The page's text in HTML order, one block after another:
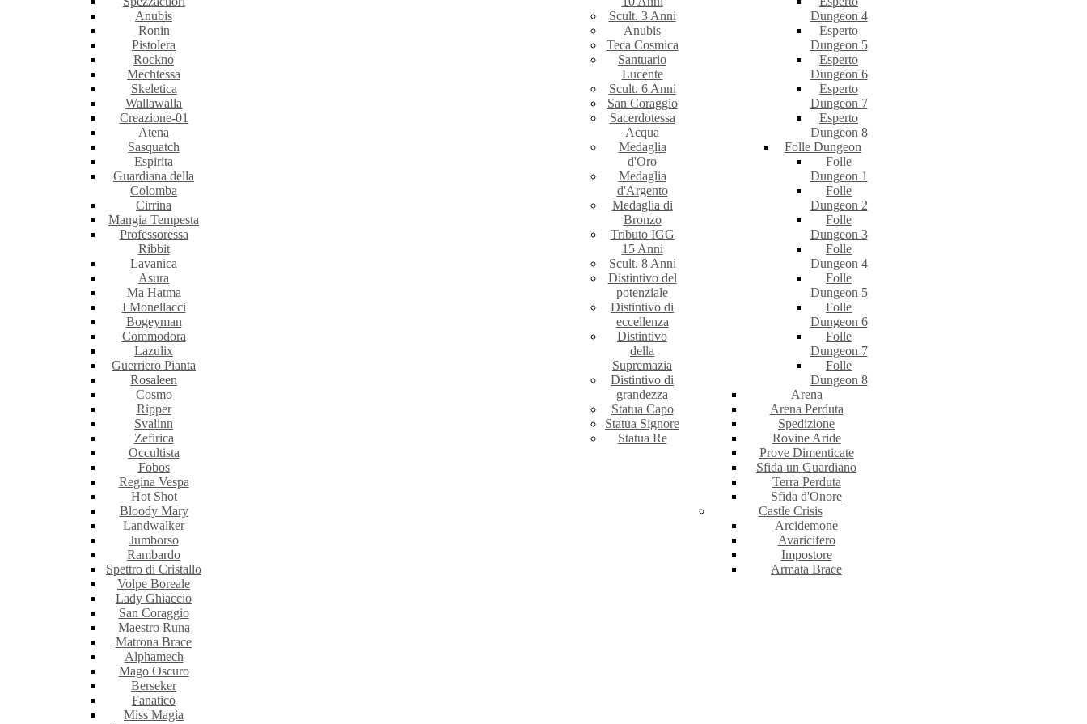
Anubis
Ronin
Pistolera
Rockno
Mechtessa
Skeletica
Wallawalla
Creazione-01
Atena
Sasquatch
Espirita
Guardiana della
Colomba
Cirrina
Mangia Tempesta
Professoressa
Ribbit
Lavanica
Asura
Ma Hatma
I Monellacci
Bogeyman
Commodora
Lazulix
Guerriero Pianta
Rosaleen
Cosmo
Ripper
Svalinn
Zefirica
Occultista
Fobos
Regina Vespa
Hot Shot
Bloody Mary
Landwalker
Jumborso
Rambardo
Spettro di Cristallo
Volpe Boreale
Lady Ghiaccio
San Coraggio
Maestro Runa
Matrona Brace
Alphamech
Mago Oscuro
Berseker
Fanatico
Miss Magia
Scult. 3 Anni
Anubis
Teca Cosmica
Santuario
Lucente
Scult. 6 Anni
San Coraggio
Sacerdotessa
Acqua
Medaglia
d'Oro
Medaglia
d'Argento
Medaglia di
Bronzo
Tributo IGG
15 Anni
Scult. 8 Anni
Distintivo del
potenziale
Distintivo di
eccellenza
Distintivo
della
Supremazia
Distintivo di
grandezza
Statua Capo
Statua Signore
Statua Re
Dungeon 4
Esperto
Dungeon 5
Esperto
Dungeon 6
Esperto
Dungeon 7
Esperto
Dungeon 8
Folle Dungeon
Folle
Dungeon 1
Folle
Dungeon 2
Folle
Dungeon 3
Folle
Dungeon 4
Folle
Dungeon 5
Folle
Dungeon 6
Folle
Dungeon 7
Folle
Dungeon 8
Arena
Arena Perduta
Spedizione
Rovine Aride
Prove Dimenticate
Sfida un Guardiano
Terra Perduta
Sfida d'Onore
Castle Crisis
Arcidemone
Avaricifero
Impostore
Armata Brace